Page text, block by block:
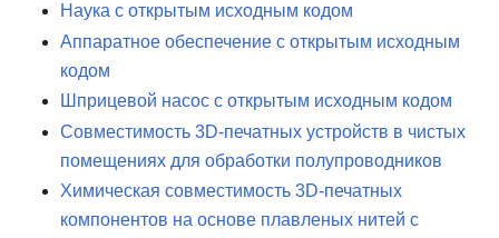
Наука с открытым исходным кодом
Аппаратное обеспечение с открытым исходным
кодом
Шприцевой насос с открытым исходным кодом
Совместимость 3D-печатных устройств в чистых
помещениях для обработки полупроводников
Химическая совместимость 3D-печатных
компонентов на основе плавленых нитей с